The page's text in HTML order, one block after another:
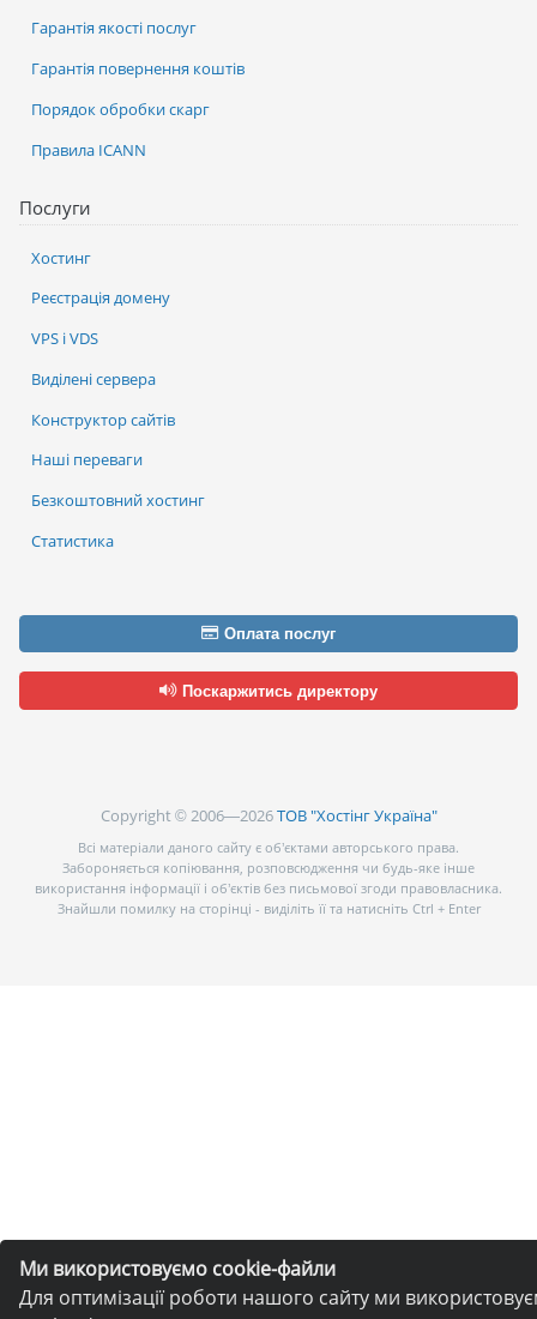
Ми використовуємо cookie-файли
Для оптимізації роботи нашого сайту ми
Послуги
Хостинг
Реєстрація домену
VPS і VDS
Виділені сервера
Конструктор сайтів
Наші переваги
Безкоштовний хостинг
Статистика
Гарантія якості послуг
Гарантія повернення коштів
Порядок обробки скарг
Правила ICANN
Оплата послуг
Поскаржитись директору
Copyright © 2006—2026ТОВ "Хостінг Україна"
Всі матеріали даного сайту є об’єктами авторського права.
Забороняється копіювання, розповсюдження чи будь-яке інше
використання інформації і об’єктів без письмової згоди правовласника.
Знайшли помилку на сторінці - виділіть її та натисніть Ctrl + Enter